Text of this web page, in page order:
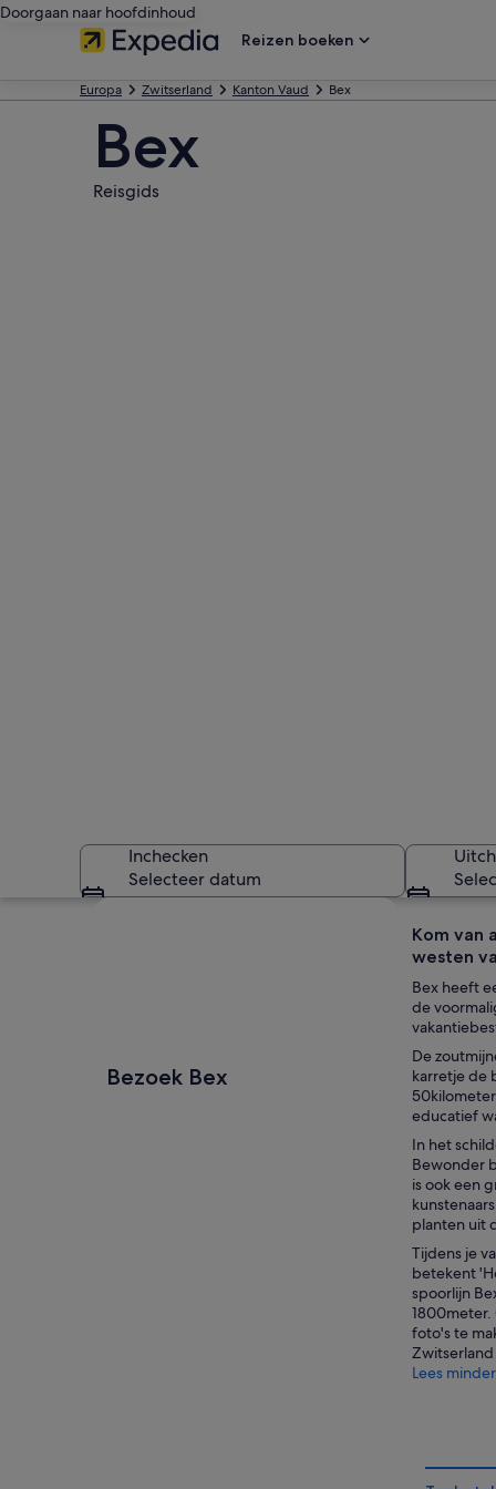
Doorgaan naar hoofdinhoud
Reizen boeken
Europa Zwitserland Kanton Vaud Bex
Bex
Reisgids
Inchecken
Selecteer datum
Bezoek Bex
Kom van
westen
Bex heeft
de
De
karretje de
educatief
In het
Bewonder
is ook een
planten uit
Tijdens je
betekent
spoorlijn
1800meter.
foto's te
Lees minder